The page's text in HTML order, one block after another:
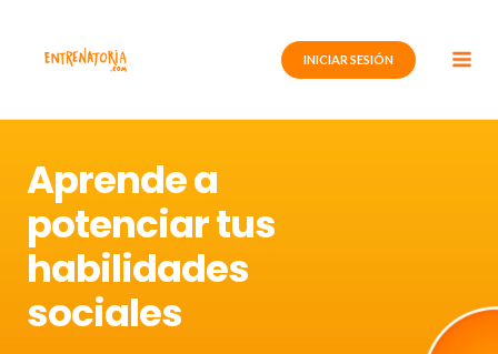
contenido
INICIAR SESIÓN
Aprende a
potenciar tus
habilidades
sociales